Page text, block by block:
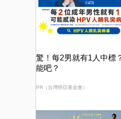
驚！每2男就有1人中標
能吧？
PR（台灣癌症基金會）